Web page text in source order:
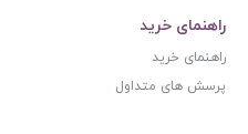
راهنمای خرید
راهنمای خرید
پرسش های متداول